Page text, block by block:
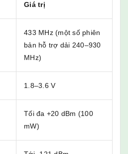
Giá trị
433 MHz (một số phiên
bản hỗ trợ dải 240–930
MHz)
1.8–3.6 V
Tối đa +20 dBm (100
mW)